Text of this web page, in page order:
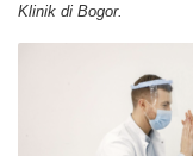
Klinik di Bogor.